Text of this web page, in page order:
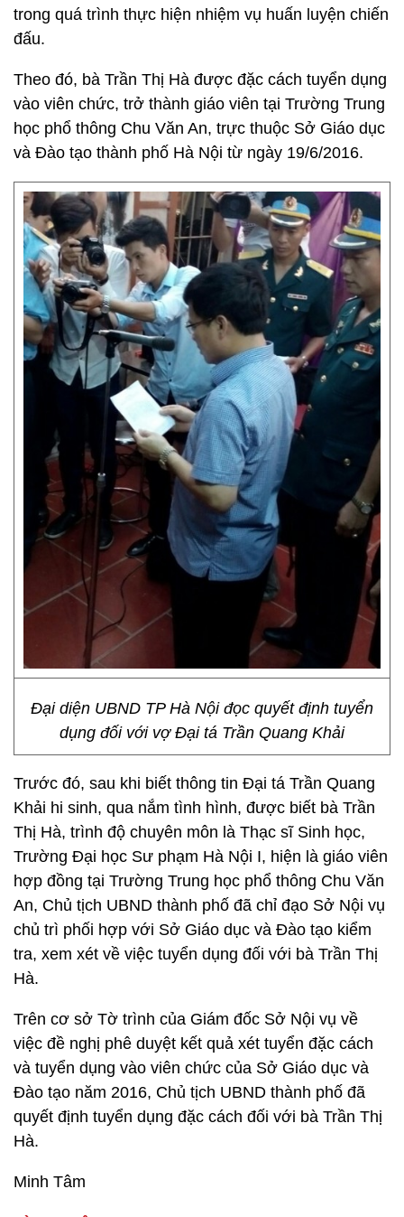
trong quá trình thực hiện nhiệm vụ huấn luyện chiến
đấu.
Theo đó, bà Trần Thị Hà được đặc cách tuyển dụng
vào viên chức, trở thành giáo viên tại Trường Trung
học phổ thông Chu Văn An, trực thuộc Sở Giáo dục
và Đào tạo thành phố Hà Nội từ ngày 19/6/2016.
Đại diện UBND TP Hà Nội đọc quyết định tuyển
dụng đối với vợ Đại tá Trần Quang Khải
Trước đó, sau khi biết thông tin Đại tá Trần Quang
Khải hi sinh, qua nắm tình hình, được biết bà Trần
Thị Hà, trình độ chuyên môn là Thạc sĩ Sinh học,
Trường Đại học Sư phạm Hà Nội I, hiện là giáo viên
hợp đồng tại Trường Trung học phổ thông Chu Văn
An, Chủ tịch UBND thành phố đã chỉ đạo Sở Nội vụ
chủ trì phối hợp với Sở Giáo dục và Đào tạo kiểm
tra, xem xét về việc tuyển dụng đối với bà Trần Thị
Hà.
Trên cơ sở Tờ trình của Giám đốc Sở Nội vụ về
việc đề nghị phê duyệt kết quả xét tuyển đặc cách
và tuyển dụng vào viên chức của Sở Giáo dục và
Đào tạo năm 2016, Chủ tịch UBND thành phố đã
quyết định tuyển dụng đặc cách đối với bà Trần Thị
Hà.
Minh Tâm